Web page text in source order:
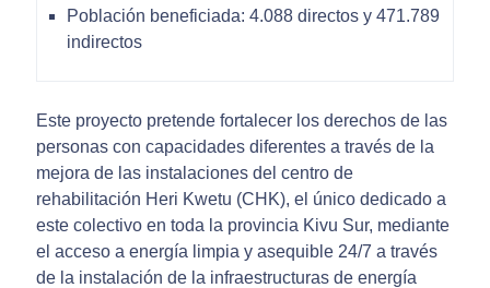
Población beneficiada: 4.088 directos y 471.789
indirectos
Este proyecto pretende fortalecer los derechos de las
personas con capacidades diferentes a través de la
mejora de las instalaciones del centro de
rehabilitación Heri Kwetu (CHK), el único dedicado a
este colectivo en toda la provincia Kivu Sur, mediante
el acceso a energía limpia y asequible 24/7 a través
de la instalación de la infraestructuras de energía